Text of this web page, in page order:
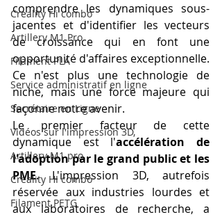
Creality Hi combo
Artillery M1 Pro
Filament PLA
Service administratif en ligne
Secrétaire en Ligne
Vidéos sur l'impression 3D,
Artillery M1 pro
Creality HI combo
Filament PETG
comprendre les dynamiques sous-
jacentes et d'identifier les vecteurs
de croissance qui en font une
opportunité d'affaires exceptionnelle.
Ce n'est plus une technologie de
niche, mais une force majeure qui
façonne notre avenir.
Le premier facteur de cette
dynamique est l'accélération de
l'adoption par le grand public et les
PME. L'impression 3D, autrefois
réservée aux industries lourdes et
aux laboratoires de recherche, a